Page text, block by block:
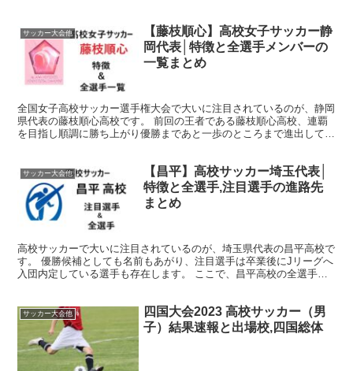
サッカー大会他
【藤枝順心】高校女子サッカー静
岡代表│特徴と全選手メンバーの
一覧まとめ
全国女子高校サッカー選手権大会で大いに注目されているのが、静岡
県代表の藤枝順心高校です。 前回の王者である藤枝順心高校、連覇
を目指し順調に勝ち上がり優勝まであと一歩のところまで進出してき
サッカー大会他
【昌平】高校サッカー埼玉代表│
特徴と全選手,注目選手の進路先
まとめ
高校サッカーで大いに注目されているのが、埼玉県代表の昌平高校で
す。 優勝候補としても名前もあがり、注目選手は卒業後にJリーグへ
入団内定している選手も存在します。 ここで、昌平高校の全選手と
サッカー大会他
四国大会2023 高校サッカー（男
子）結果速報と出場校,四国総体